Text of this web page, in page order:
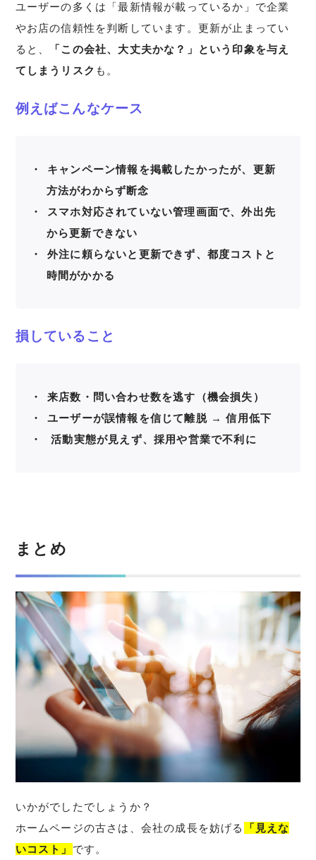
ユーザーの多くは「最新情報が載っているか」で企業
やお店の信頼性を判断しています。更新が止まってい
ると、
「この会社、大丈夫かな？」という印象を与え
てしまうリスク も。
例えばこんなケース
キャンペーン情報を掲載したかったが、更新
方法がわからず断念
スマホ対応されていない管理画面で、外出先
から更新できない
外注に頼らないと更新できず、都度コストと
時間がかかる
損していること
来店数・問い合わせ数を逃す（機会損失）
ユーザーが誤情報を信じて離脱 → 信用低下
活動実態が見えず、採用や営業で不利に
まとめ
いかがでしたでしょうか？
ホームページの古さは、会社の成長を妨げる
「見えな
いコスト」 です。